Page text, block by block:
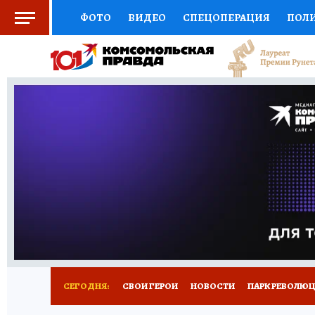
ФОТО ВИДЕО СПЕЦОПЕРАЦИЯ
СОЦПОДДЕРЖКА НАУКА СПОРТ
ВЫБОР ЭКСПЕРТОВ ДОКТОР
ПРОГНОЗЫ НА СПОРТ
СЕГОДНЯ: СВОИ ГЕРОИ НОВОСТИ ПАРК